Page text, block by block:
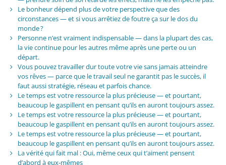
Le bonheur dépend plus de votre perspective que des
circonstances — et si vous arrêtiez de foutre ça sur le dos du
monde ?
Personne n’est vraiment indispensable — dans la plupart des cas,
la vie continue pour les autres même après une perte ou un
départ.
Vous pouvez travailler dur toute votre vie sans jamais atteindre
vos rêves — parce que le travail seul ne garantit pas le succès, il
faut aussi stratégie, réseau et parfois chance.
Le temps est votre ressource la plus précieuse — et pourtant,
beaucoup le gaspillent en pensant qu’ils en auront toujours assez.
Le temps est votre ressource la plus précieuse — et pourtant,
beaucoup le gaspillent en pensant qu’ils en auront toujours assez.
Le temps est votre ressource la plus précieuse — et pourtant,
beaucoup le gaspillent en pensant qu’ils en auront toujours assez.
La vérité qui fait mal : Oui, même ceux qui t’aiment pensent
d’abord à eux-mêmes